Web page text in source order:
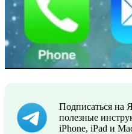
Подписаться на
полезные
iPhone, iPad и